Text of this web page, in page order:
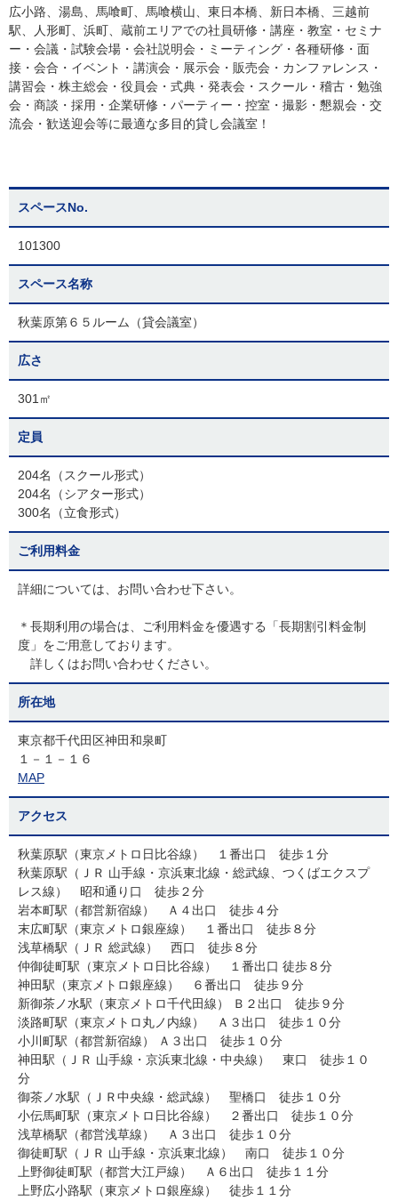
広小路、湯島、馬喰町、馬喰横山、東日本橋、新日本橋、三越前
駅、人形町、浜町、蔵前エリアでの社員研修・講座・教室・セミナ
ー・会議・試験会場・会社説明会・ミーティング・各種研修・面
接・会合・イベント・講演会・展示会・販売会・カンファレンス・
講習会・株主総会・役員会・式典・発表会・スクール・稽古・勉強
会・商談・採用・企業研修・パーティー・控室・撮影・懇親会・交
流会・歓送迎会等に最適な多目的貸し会議室！
スペースNo.
101300
スペース名称
秋葉原第６５ルーム（貸会議室）
広さ
301㎡
定員
204名（スクール形式）
204名（シアター形式）
300名（立食形式）
ご利用料金
詳細については、お問い合わせ下さい。
＊長期利用の場合は、ご利用料金を優遇する「長期割引料金制
度」をご用意しております。
詳しくはお問い合わせください。
所在地
東京都千代田区神田和泉町
１－１－１６
MAP
アクセス
秋葉原駅（東京メトロ日比谷線） １番出口 徒歩１分
秋葉原駅（ＪＲ 山手線・京浜東北線・総武線、つくばエクスプ
レス線） 昭和通り口 徒歩２分
岩本町駅（都営新宿線） Ａ４出口 徒歩４分
末広町駅（東京メトロ銀座線） １番出口 徒歩８分
浅草橋駅（ＪＲ 総武線） 西口 徒歩８分
仲御徒町駅（東京メトロ日比谷線） １番出口 徒歩８分
神田駅（東京メトロ銀座線） ６番出口 徒歩９分
新御茶ノ水駅（東京メトロ千代田線） Ｂ２出口 徒歩９分
淡路町駅（東京メトロ丸ノ内線） Ａ３出口 徒歩１０分
小川町駅（都営新宿線） Ａ３出口 徒歩１０分
神田駅（ＪＲ 山手線・京浜東北線・中央線） 東口 徒歩１０
分
御茶ノ水駅（ＪＲ中央線・総武線） 聖橋口 徒歩１０分
小伝馬町駅（東京メトロ日比谷線） ２番出口 徒歩１０分
浅草橋駅（都営浅草線） Ａ３出口 徒歩１０分
御徒町駅（ＪＲ 山手線・京浜東北線） 南口 徒歩１０分
上野御徒町駅（都営大江戸線） Ａ６出口 徒歩１１分
上野広小路駅（東京メトロ銀座線） 徒歩１１分